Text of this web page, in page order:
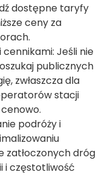
dostępne taryfy
ceny za
Jeśli nie
publicznych
zwłaszcza dla
stacji
podróży i
zatłoczonych dróg
i częstotliwość